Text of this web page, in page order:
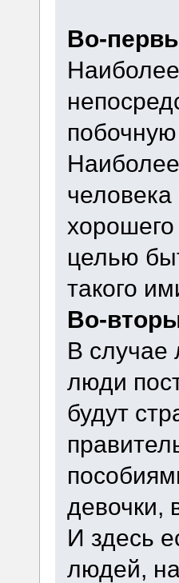
Вo-
целью
такого
Во-
В случае
люди
будут
девочки,
И здесь
людей,